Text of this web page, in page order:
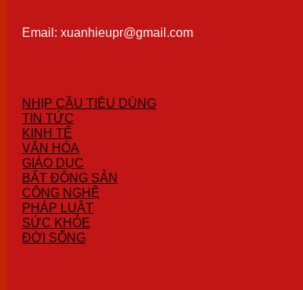
Email: xuanhieupr@gmail.com
NHỊP CẦU TIÊU DÙNG
TIN TỨC
KINH TẾ
VĂN HÓA
GIÁO DỤC
BẤT ĐỘNG SẢN
CÔNG NGHỆ
PHÁP LUẬT
SỨC KHỎE
ĐỜI SỐNG